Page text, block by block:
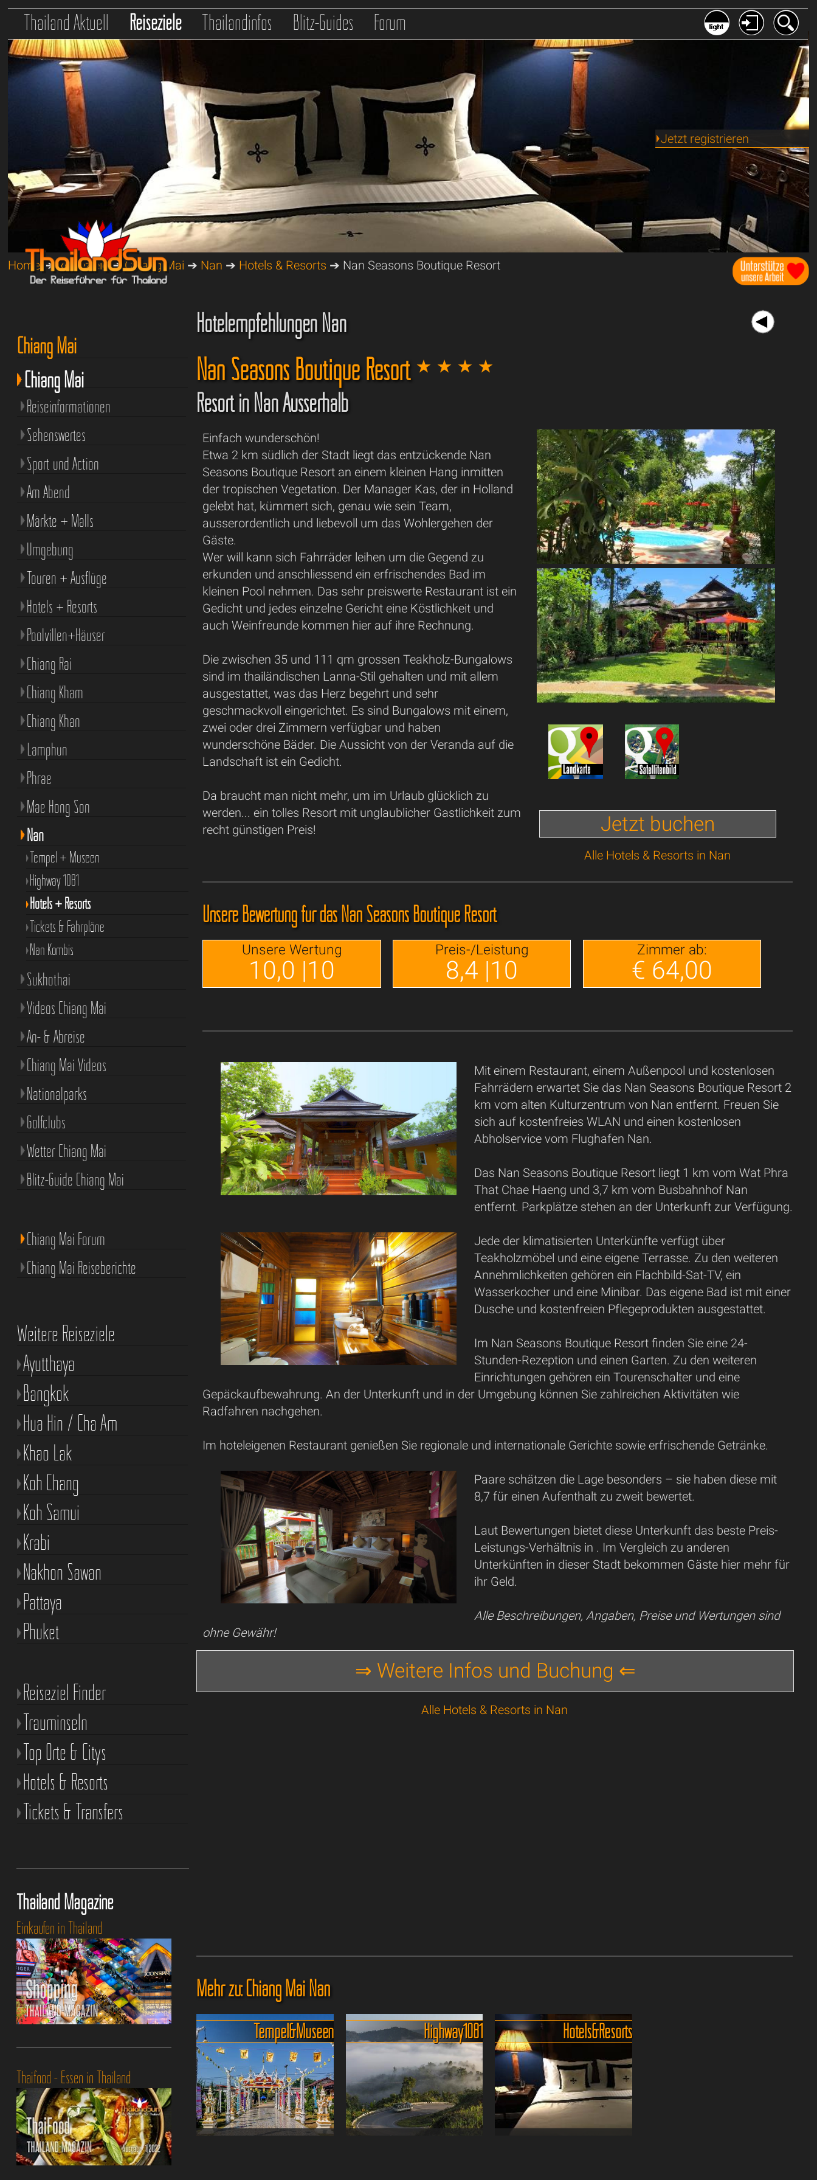
Thailand Aktuell Reiseziele Thailandinfos Blitz-Guides Forum
Jetzt registrieren
Home➔Reiseziele➔Chiang Mai ➔ Nan ➔ Hotels & Resorts ➔ Nan Seasons Boutique Resort
Hotelempfehlungen Nan
Nan Seasons Boutique Resort
Resort in Nan Ausserhalb
Jetzt buchen
Alle Hotels & Resorts in Nan
Einfach wunderschön!
Etwa 2 km südlich der Stadt liegt das entzückende Nan
Seasons Boutique Resort an einem kleinen Hang inmitten
der tropischen Vegetation. Der Manager Kas, der in Holland
gelebt hat, kümmert sich, genau wie sein Team,
ausserordentlich und liebevoll um das Wohlergehen der
Gäste.
Wer will kann sich Fahrräder leihen um die Gegend zu
erkunden und anschliessend ein erfrischendes Bad im
kleinen Pool nehmen. Das sehr preiswerte Restaurant ist ein
Gedicht und jedes einzelne Gericht eine Köstlichkeit und
auch Weinfreunde kommen hier auf ihre Rechnung.
Die zwischen 35 und 111 qm grossen Teakholz-Bungalows
sind im thailändischen Lanna-Stil gehalten und mit allem
ausgestattet, was das Herz begehrt und sehr
geschmackvoll eingerichtet. Es sind Bungalows mit einem,
zwei oder drei Zimmern verfügbar und haben
wunderschöne Bäder. Die Aussicht von der Veranda auf die
Landschaft ist ein Gedicht.
Da braucht man nicht mehr, um im Urlaub glücklich zu
werden... ein tolles Resort mit unglaublicher Gastlichkeit zum
recht günstigen Preis!
Unsere Bewertung für das Nan Seasons Boutique Resort
Unsere Wertung
10,0 |10
Preis-/Leistung
8,4 |10
Zimmer ab:
€ 64,00
Mit einem Restaurant, einem Außenpool und kostenlosen
Fahrrädern erwartet Sie das Nan Seasons Boutique Resort 2
km vom alten Kulturzentrum von Nan entfernt. Freuen Sie
sich auf kostenfreies WLAN und einen kostenlosen
Abholservice vom Flughafen Nan.
Das Nan Seasons Boutique Resort liegt 1 km vom Wat Phra
That Chae Haeng und 3,7 km vom Busbahnhof Nan
entfernt. Parkplätze stehen an der Unterkunft zur Verfügung.
Jede der klimatisierten Unterkünfte verfügt über
Teakholzmöbel und eine eigene Terrasse. Zu den weiteren
Annehmlichkeiten gehören ein Flachbild-Sat-TV, ein
Wasserkocher und eine Minibar. Das eigene Bad ist mit einer
Dusche und kostenfreien Pflegeprodukten ausgestattet.
Im Nan Seasons Boutique Resort finden Sie eine 24-
Stunden-Rezeption und einen Garten. Zu den weiteren
Einrichtungen gehören ein Tourenschalter und eine
Gepäckaufbewahrung. An der Unterkunft und in der Umgebung können Sie zahlreichen Aktivitäten wie
Radfahren nachgehen.
Im hoteleigenen Restaurant genießen Sie regionale und internationale Gerichte sowie erfrischende Getränke.
Paare schätzen die Lage besonders – sie haben diese mit
8,7 für einen Aufenthalt zu zweit bewertet.
Laut Bewertungen bietet diese Unterkunft das beste Preis-
Leistungs-Verhältnis in . Im Vergleich zu anderen
Unterkünften in dieser Stadt bekommen Gäste hier mehr für
ihr Geld.
Alle Beschreibungen, Angaben, Preise und Wertungen sind
ohne Gewähr!
⇒ Weitere Infos und Buchung ⇐
Alle Hotels & Resorts in Nan
Mehr zu: Chiang Mai Nan
Tempel & Museen Highway 1081 Hotels & Resorts
Chiang Mai
Chiang Mai
Reiseinformationen
Sehenswertes
Sport und Action
Am Abend
Märkte + Malls
Umgebung
Touren + Ausflüge
Hotels + Resorts
Poolvillen+Häuser
Chiang Rai
Chiang Kham
Chiang Khan
Lamphun
Phrae
Mae Hong Son
Nan
Tempel + Museen
Highway 1081
Hotels + Resorts
Tickets & Fahrpläne
Nan Kombis
Sukhothai
Videos Chiang Mai
An- & Abreise
Chiang Mai Videos
Nationalparks
Golfclubs
Wetter Chiang Mai
Blitz-Guide Chiang Mai
Chiang Mai Forum
Chiang Mai Reiseberichte
Weitere Reiseziele
Ayutthaya
Bangkok
Hua Hin / Cha Am
Khao Lak
Koh Chang
Koh Samui
Krabi
Nakhon Sawan
Pattaya
Phuket
Reiseziel Finder
Trauminseln
Top Orte & Citys
Hotels & Resorts
Tickets & Transfers
Thailand Magazine
Einkaufen in Thailand
Thaifood - Essen in Thailand